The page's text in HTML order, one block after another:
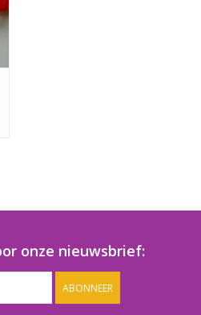
onze nieuwsbrief:
ABONNEER